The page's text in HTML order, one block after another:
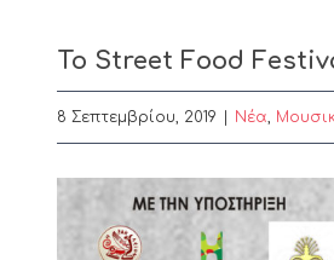
Το Street Food
8 Σεπτεμβρίου, 2019 Nέα,
Larger